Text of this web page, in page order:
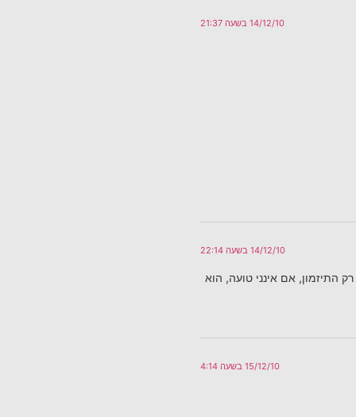
14/12/10 בשעה 21:37
14/12/10 בשעה 22:14
התיזמון, אם אינני טועה, הוא
15/12/10 בשעה 4:14